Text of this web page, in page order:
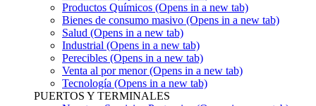
Productos Químicos (Opens in a new tab)
Bienes de consumo masivo (Opens in a new tab)
Salud (Opens in a new tab)
Industrial (Opens in a new tab)
Perecibles (Opens in a new tab)
Venta al por menor(Opens in a new tab)
Tecnología (Opens in a new tab)
PUERTOS Y TERMINALES